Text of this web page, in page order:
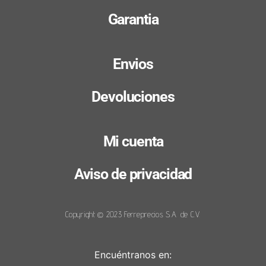
Garantia
Envios
Devoluciones
Mi cuenta
Aviso de privacidad
Copyright © 2023 Ferreprecios S.A. de C.V.
Encuéntranos en: